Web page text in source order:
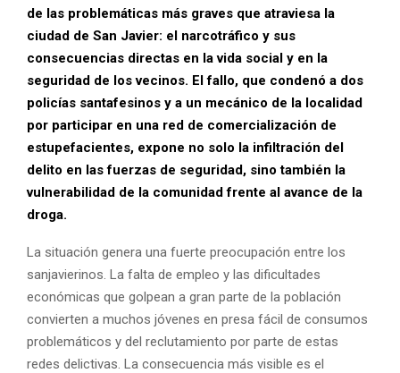
de las problemáticas más graves que atraviesa la
ciudad de San Javier: el narcotráfico y sus
consecuencias directas en la vida social y en la
seguridad de los vecinos. El fallo, que condenó a dos
policías santafesinos y a un mecánico de la localidad
por participar en una red de comercialización de
estupefacientes, expone no solo la infiltración del
delito en las fuerzas de seguridad, sino también la
vulnerabilidad de la comunidad frente al avance de la
droga.
La situación genera una fuerte preocupación entre los
sanjavierinos. La falta de empleo y las dificultades
económicas que golpean a gran parte de la población
convierten a muchos jóvenes en presa fácil de consumos
problemáticos y del reclutamiento por parte de estas
redes delictivas. La consecuencia más visible es el